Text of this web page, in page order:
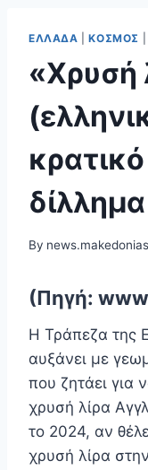
ΕΛΛΆΔΑ |ΚΌΣΜΟΣ
«Xρυσή
By
(Πηγή:
Η Τράπεζα της
αυξάνει με
που ζητάει για
χρυσή λίρα
το 2024, αν
χρυσή λίρα